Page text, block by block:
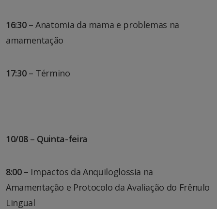
16:30– Anatomia da mama e problemas na
amamentação
17:30– Término
10/08 – Quinta-feira
8:00– Impactos da Anquiloglossia na
Amamentação e Protocolo da Avaliação do Frênulo
Lingual